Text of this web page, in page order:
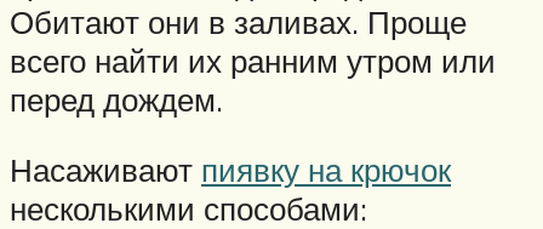
Обитают они в заливах. Проще
всего найти их ранним утром или
перед дождем.
Насаживают пиявку на крючок
несколькими способами: